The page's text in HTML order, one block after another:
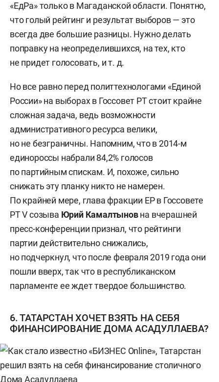
«ЕдРа» только в Магаданской области. Понятно,
что голый рейтинг и результат выборов — это
всегда две большие разницы. Нужно делать
поправку на неопределившихся, на тех, кто
не придет голосовать, и т. д.
Но все равно перед политтехнологами «Единой
России» на выборах в Госсовет РТ стоит крайне
сложная задача, ведь возможности
административного ресурса велики,
но не безграничны. Напомним, что в 2014-м
единороссы набрали 84,2% голосов
по партийным спискам. И, похоже, сильно
снижать эту планку никто не намерен.
По крайней мере, глава фракции ЕР в Госсовете
РТ V созыва Юрий Камалтыновна вчерашней
пресс-конференции признал, что рейтинги
партии действительно снижались,
но подчеркнул, что после февраля 2019 года они
пошли вверх, так что в республиканском
парламенте ее ждет твердое большинство.
6. ТАТАРСТАН ХОЧЕТ ВЗЯТЬ НА СЕБЯ
ФИНАНСИРОВАНИЕ ДОМА АСАДУЛЛАЕВА?